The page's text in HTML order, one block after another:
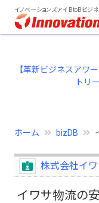
イノベーションズアイ BtoBビジ
【革新ビジネスアワ
トリ
ホーム bizDB
株式会社イ
イワサ物流の